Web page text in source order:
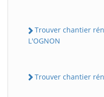
Trouver chantier
L'OGNON
Trouver chantier